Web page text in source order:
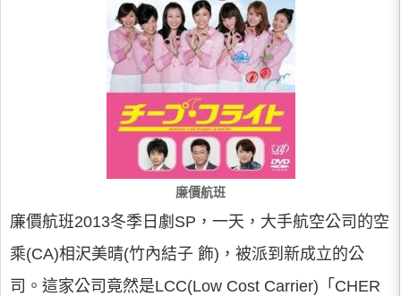
廉價航班
廉價航班2013冬季日劇SP，一天，大手航空公司的空
乘(CA)相沢美晴(竹內結子 飾)，被派到新成立的公
司。這家公司竟然是LCC(Low Cost Carrier)「CHER